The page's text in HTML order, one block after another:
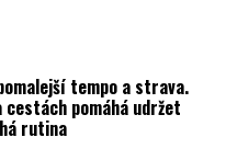
tempo a strava.
cestách pomáhá udržet
rutina